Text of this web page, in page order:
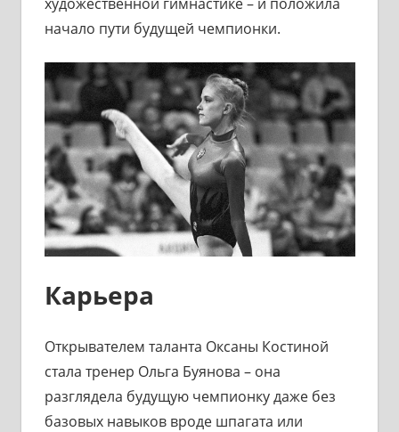
начало пути будущей чемпионки.
Карьера
Открывателем таланта Оксаны Костиной
стала тренер Ольга Буянова – она
разглядела будущую чемпионку даже без
базовых навыков вроде шпагата или